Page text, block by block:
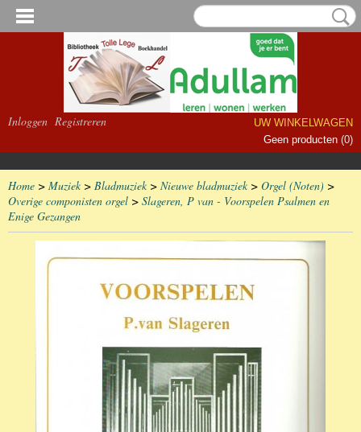
Inloggen Registreren
UW WINKELWAGEN
Geen producten (0)
Home > Muziek> Bladmuziek> Nieuwe bladmuziek> Orgel (Noten) >
Overige componisten orgel > Slageren, P van - Voorspelen Psalmen en
Enige Gezangen